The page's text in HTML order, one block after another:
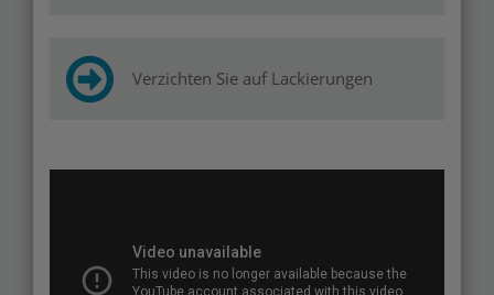
Verzichten Sie auf Lackierungen